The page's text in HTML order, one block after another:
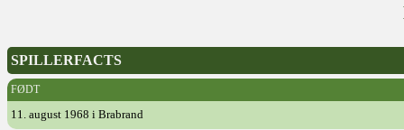
SPILLERFACTS
FØDT
11. august 1968 i Brabrand